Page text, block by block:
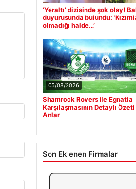
‘Yeraltı’ dizisinde şok olay!
duyurusunda bulundu:
olmadığı halde…’
05/08/2026
Shamrock Rovers ile Egnatia
Karşılaşmasının Detaylı
Anlar
Son Eklenen Firmalar